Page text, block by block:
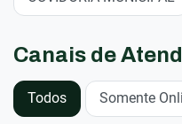
Canais de
Todos Somente